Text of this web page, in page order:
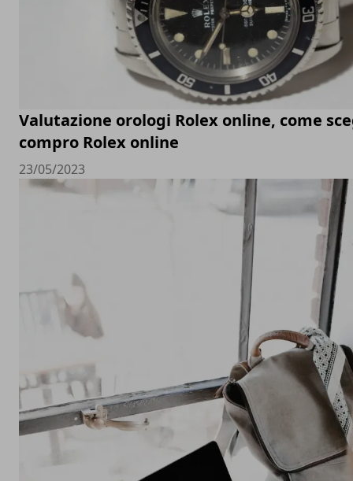
Valutazione orologi Rolex online, come
compro Rolex online
23/05/2023